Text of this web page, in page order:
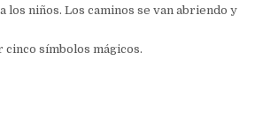
niños. Los caminos se van abriendo y
símbolos mágicos.